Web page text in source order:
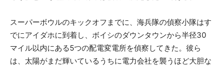
スーパーボウルのキックオフまでに、海兵隊の偵察小隊はす
でにアイダホに到着し、ボイシのダウンタウンから半径30
マイル以内にある5つの配電変電所を偵察してきた。彼ら
は、太陽がまだ輝いているうちに電力会社を襲うほど大胆な